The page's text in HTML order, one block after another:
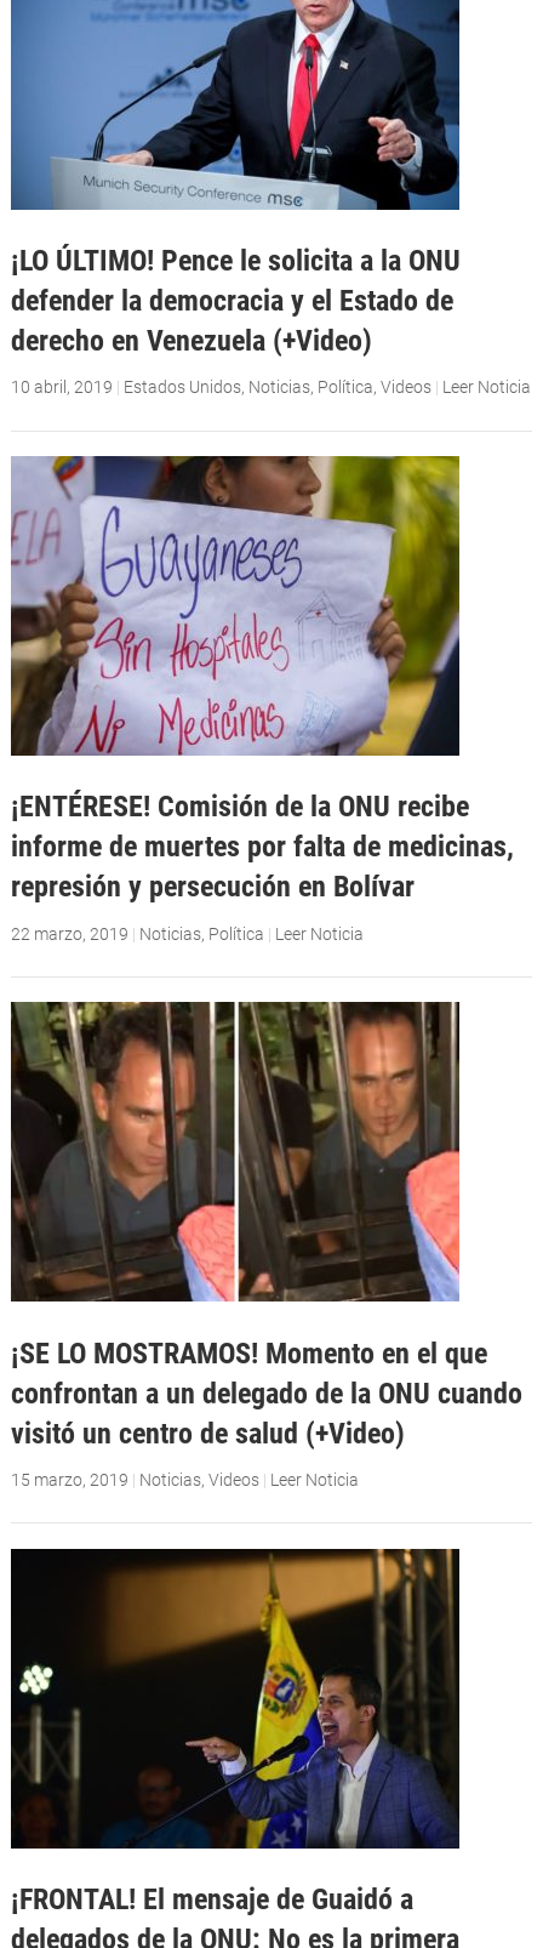
¡LO ÚLTIMO! Pence le solicita a la ONU
defender la democracia y el Estado de
derecho en Venezuela (+Video)
10 abril, 2019 | Estados Unidos, Noticias, Política, Videos | Leer Noticia
¡ENTÉRESE! Comisión de la ONU recibe
informe de muertes por falta de medicinas,
represión y persecución en Bolívar
22 marzo, 2019 | Noticias, Política | Leer Noticia
¡SE LO MOSTRAMOS! Momento en el que
confrontan a un delegado de la ONU cuando
visitó un centro de salud (+Video)
15 marzo, 2019 | Noticias, Videos | Leer Noticia
¡FRONTAL! El mensaje de Guaidó a
delegados de la ONU: No es la primera